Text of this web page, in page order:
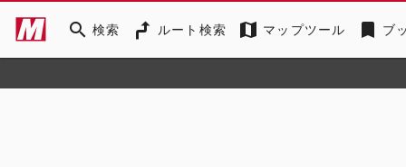
search 検索 ルート検索 map マップツール bookmark ブ